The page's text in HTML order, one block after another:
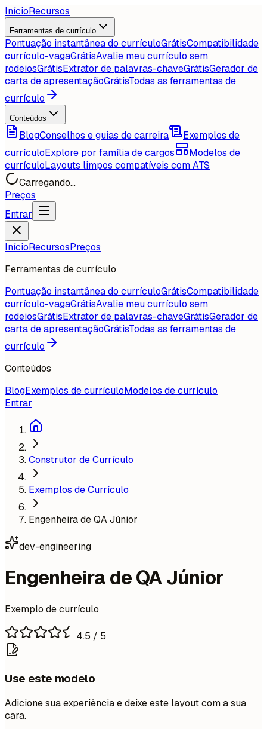
InícioRecursos
Ferramentas de currículo
Pontuação instantânea do currículoGrátisCompatibilidade
currículo-vagaGrátisAvalie meu currículo sem
rodeiosGrátisExtrator de palavras-chaveGrátisGerador de
carta de apresentaçãoGrátisTodas as ferramentas de
currículo
Conteúdos
BlogConselhos e guias de carreira
Exemplos de
currículoExplore por família de cargos
Modelos de
currículoLayouts limpos compatíveis com ATS
Carregando...
Preços
Entrar
InícioRecursosPreços
Ferramentas de currículo
Pontuação instantânea do currículoGrátisCompatibilidade
currículo-vagaGrátisAvalie meu currículo sem
rodeiosGrátisExtrator de palavras-chaveGrátisGerador de
carta de apresentaçãoGrátisTodas as ferramentas de
currículo
Conteúdos
BlogExemplos de currículoModelos de currículo
Entrar
Construtor de Currículo
Exemplos de Currículo
Engenheira de QA Júnior
dev-engineering
Engenheira de QA Júnior
Exemplo de currículo
4.5 / 5
Use este modelo
Adicione sua experiência e deixe este layout com a sua
cara.